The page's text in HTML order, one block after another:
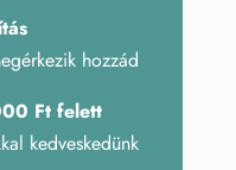
hozzád
Ft felett
kedveskedünk